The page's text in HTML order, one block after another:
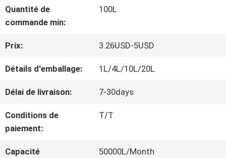
D'USINE
CONTRÔLE
DE
LA
QUALITÉ
CONTACT
Quantité de
commande min:
100L
Prix: 3.26USD-5USD
Détails d'emballage: 1L/4L/10L/20L
Délai de livraison: 7-30days
Conditions de
paiement:
T/T
Capacité
50000L/Month